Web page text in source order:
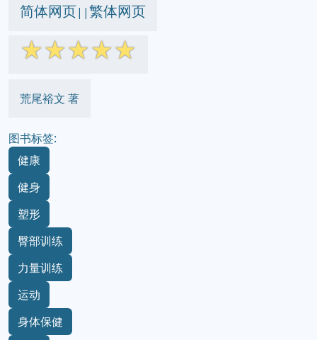
简体网页||繁体网页
☆☆☆☆☆
荒尾裕文 著
图书标签:
健康
健身
塑形
臀部训练
力量训练
运动
身体保健